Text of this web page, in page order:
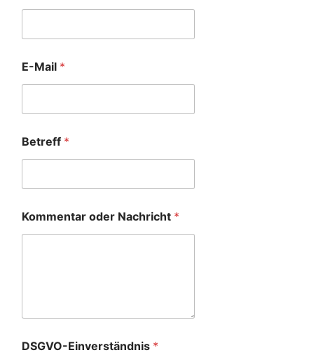
E-Mail *
Betreff *
Kommentar oder Nachricht *
DSGVO-Einverständnis *